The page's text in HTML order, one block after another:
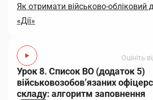
Як отримати військово-обліковий
«Дії»
Оцініть
Урок 8. Список ВО (додаток 5)
військовозобов’язаних
складу: алгоритм заповнення